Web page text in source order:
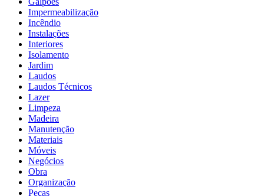
Impermeabilização
Incêndio
Instalações
Interiores
Isolamento
Jardim
Laudos
Laudos Técnicos
Lazer
Limpeza
Madeira
Manutenção
Materiais
Móveis
Negócios
Obra
Organização
Peças